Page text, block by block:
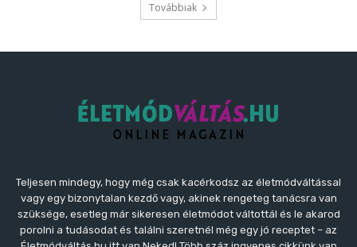
Teljesen mindegy, hogy még csak kacérkodsz az életmódváltással
vagy egy bizonytalan kezdő vagy, akinek rengeteg tanácsra van
szüksége, esetleg már sikeresen életmódot váltottál és le akarod
porolni a tudásodat és találni szeretnél még egy jó receptet – az